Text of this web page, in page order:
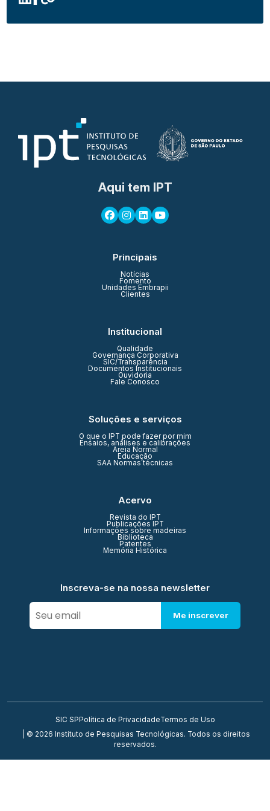
Aqui tem IPT
Principais
Notícias
Fomento
Unidades Embrapii
Clientes
Institucional
Qualidade
Governança Corporativa
SIC/Transparência
Documentos Institucionais
Ouvidoria
Fale Conosco
Soluções e serviços
O que o IPT pode fazer por mim
Ensaios, análises e calibrações
Areia Normal
Educação
SAA Normas técnicas
Acervo
Revista do IPT
Publicações IPT
Informações sobre madeiras
Biblioteca
Patentes
Memória Histórica
Inscreva-se na nossa newsletter
Me inscrever
SIC SPPolítica de PrivacidadeTermos de Uso
| © 2026 Instituto de Pesquisas Tecnológicas. Todos os direitos
reservados.